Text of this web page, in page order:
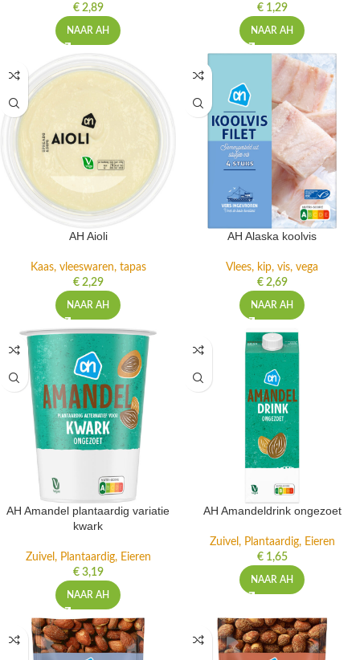
€2,89
NAAR AH
€1,29
NAAR AH
AH Aioli
Kaas, vleeswaren, tapas
€2,29
NAAR AH
AH Alaska koolvis
Vlees, kip, vis, vega
€2,69
NAAR AH
AH Amandel plantaardig variatie
kwark
Zuivel, Plantaardig, Eieren
€3,19
NAAR AH
AH Amandeldrink ongezoet
Zuivel, Plantaardig, Eieren
€1,65
NAAR AH